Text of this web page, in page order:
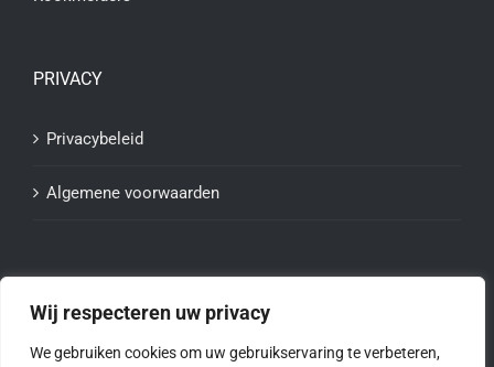
Wij respecteren uw privacy
We gebruiken cookies om uw gebruikservaring te verbeteren,
PRIVACY
Privacybeleid
Algemene voorwaarden